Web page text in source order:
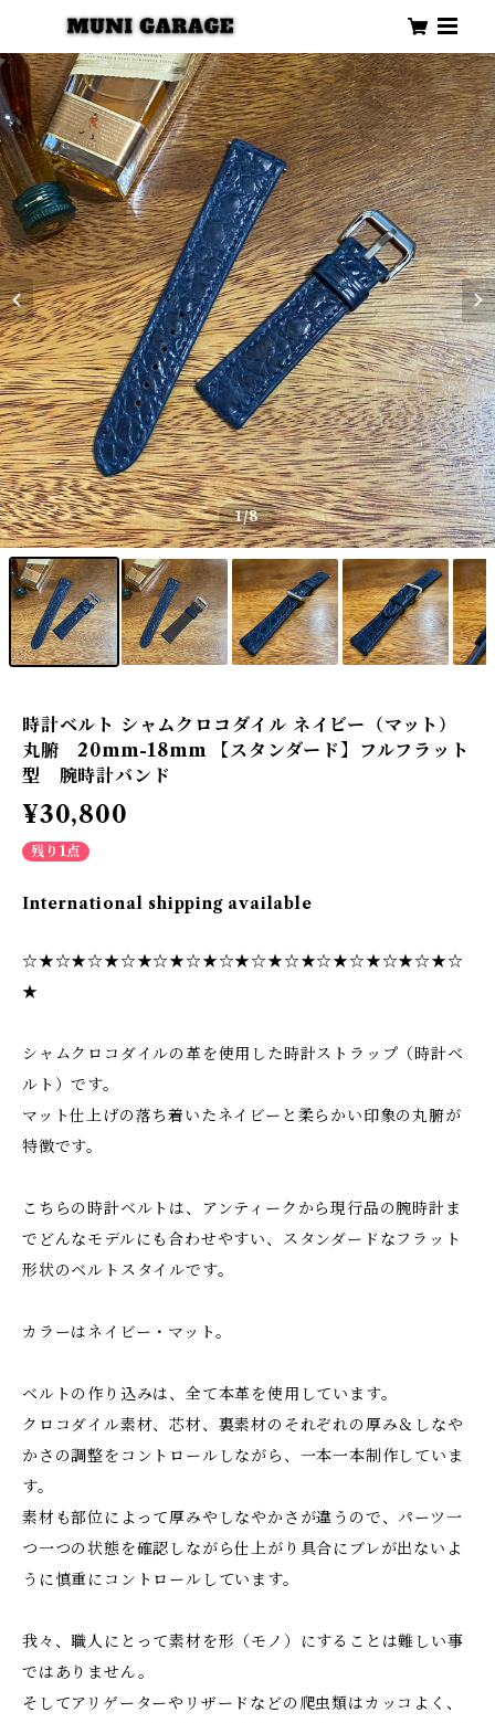
1/8
時計ベルト シャムクロコダイル ネイビー（マット）
丸腑 20mm-18mm 【スタンダード】フルフラット
型 腕時計バンド
¥30,800
残り1点
International shipping available
☆★☆★☆★☆★☆★☆★☆★☆★☆★☆★☆★☆★☆★☆
★
シャムクロコダイルの革を使用した時計ストラップ（時計ベ
ルト）です。
マット仕上げの落ち着いたネイビーと柔らかい印象の丸腑が
特徴です。
こちらの時計ベルトは、アンティークから現行品の腕時計ま
でどんなモデルにも合わせやすい、スタンダードなフラット
形状のベルトスタイルです。
カラーはネイビー・マット。
ベルトの作り込みは、全て本革を使用しています。
クロコダイル素材、芯材、裏素材のそれぞれの厚み＆しなや
かさの調整をコントロールしながら、一本一本制作していま
す。
素材も部位によって厚みやしなやかさが違うので、パーツ一
つ一つの状態を確認しながら仕上がり具合にブレが出ないよ
うに慎重にコントロールしています。
我々、職人にとって素材を形（モノ）にすることは難しい事
ではありません。
そしてアリゲーターやリザードなどの爬虫類はカッコよく、